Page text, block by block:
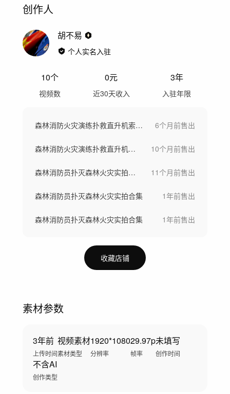
创作人
胡不易
个人实名入驻
10个
视频数
0元
近30天收入
3年
入驻年限
森林消防火灾演练扑救直升机索降点烧实拍 6个月前售出
森林消防火灾演练扑救直升机索降点烧实拍 10个月前售出
森林消防员扑灭森林火灾实拍合集 11个月前售出
森林消防员扑灭森林火灾实拍合集 1年前售出
森林消防员扑灭森林火灾实拍合集 1年前售出
收藏店铺
素材参数
3年前
上传时间
视频素材
素材类型
1920*1080
分辨率
29.97p
帧率
未填写
创作时间
不含AI
创作类型